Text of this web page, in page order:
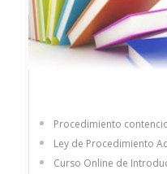
Procedimiento
Ley de Procedimiento
Curso Online de